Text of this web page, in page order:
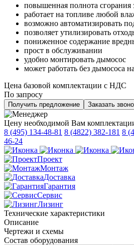
повышенная полнота сгорания
работает на топливе любой
возможно автоматизировать
позволяет утилизировать
пониженное содержание
прост в обслуживании
удобно монтировать дымосос
может работать без дымососа
Цена базовой комплектации с НДС
По запросу
Получить предложение Заказать
Цену необходимой Вам
8 (495) 134-48-81 8 (4822) 382-181 8
46-24
Проект
Монтаж
Доставка
Гарантия
Сервис
Лизинг
Технические характеристики
Описание
Чертежи и схемы
Состав оборудования